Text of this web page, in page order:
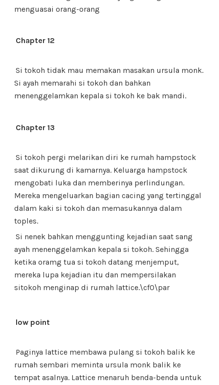
menguasai orang-orang
Chapter 12
Si tokoh tidak mau memakan masakan ursula monk.
Si ayah memarahi si tokoh dan bahkan
menenggelamkan kepala si tokoh ke bak mandi.
Chapter 13
Si tokoh pergi melarikan diri ke rumah hampstock
saat dikurung di kamarnya. Keluarga hampstock
mengobati luka dan memberinya perlindungan.
Mereka mengeluarkan bagian cacing yang tertinggal
dalam kaki si tokoh dan memasukannya dalam
toples.
Si nenek bahkan menggunting kejadian saat sang
ayah menenggelamkan kepala si tokoh. Sehingga
ketika oramg tua si tokoh datang menjemput,
mereka lupa kejadian itu dan mempersilakan
sitokoh menginap di rumah lattice.\cf0\par
low point
Paginya lattice membawa pulang si tokoh balik ke
rumah sembari meminta ursula monk balik ke
tempat asalnya. Lattice menaruh benda-benda untuk